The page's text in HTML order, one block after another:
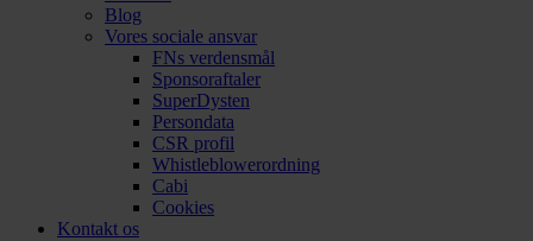
Blog
Vores sociale ansvar
FNs verdensmål
Sponsoraftaler
SuperDysten
Persondata
CSR profil
Whistleblowerordning
Cabi
Cookies
Kontakt os